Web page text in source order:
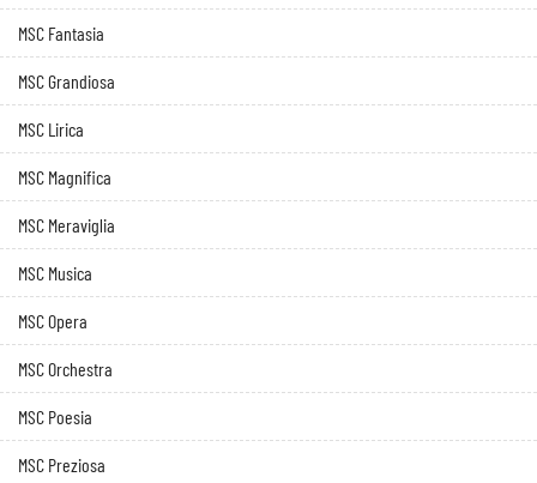
MSC Fantasia
MSC Grandiosa
MSC Lirica
MSC Magnifica
MSC Meraviglia
MSC Musica
MSC Opera
MSC Orchestra
MSC Poesia
MSC Preziosa